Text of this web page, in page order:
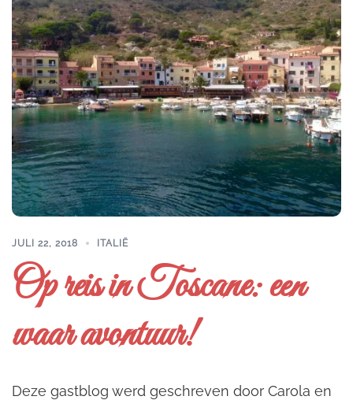
JULI 22, 2018 ITALIË
Op reis in Toscane: een
waar avontuur!
Deze gastblog werd geschreven door Carola en